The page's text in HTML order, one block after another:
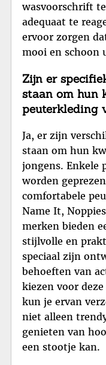
wasvoorschrift
adequaat te
ervoor zorgen
mooi en schoon
Zijn er
staan om hun
peuterkleding
Ja, er zijn
staan om hun
jongens. Enkele
worden
comfortabele
Name It,
merken bieden
stijlvolle en
speciaal zijn
behoeften van
kiezen voor
kun je ervan
niet alleen
genieten van
een stootje kan.